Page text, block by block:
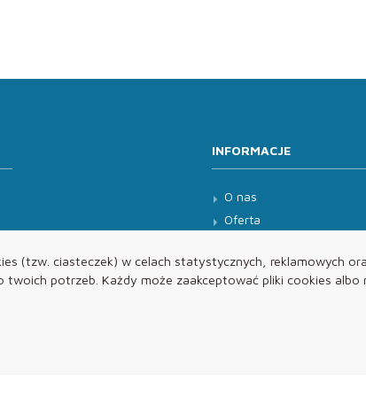
(tzw. ciasteczek) w celach statystycznych, reklamowych
potrzeb. Każdy może zaakceptować pliki cookies albo
INFORMACJE
O nas
Oferta